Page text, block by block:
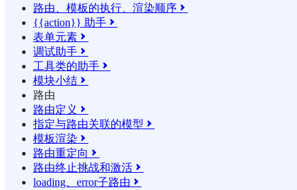
路由、模板的执行、渲染顺序 
{{action}} 助手 
表单元素 
调试助手 
工具类的助手 
模块小结 
路由
路由定义 
指定与路由关联的模型 
模板渲染 
路由重定向 
路由终止挑战和激活 
loading、error子路由 